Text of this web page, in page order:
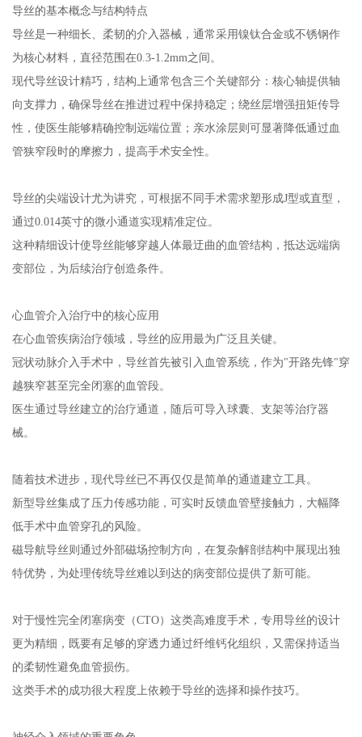
导丝的基本概念与结构特点
导丝是一种细长、柔韧的介入器械，通常采用镍钛合金或不锈钢作
为核心材料，直径范围在0.3-1.2mm之间。
现代导丝设计精巧，结构上通常包含三个关键部分：核心轴提供轴
向支撑力，确保导丝在推进过程中保持稳定；绕丝层增强扭矩传导
性，使医生能够精确控制远端位置；亲水涂层则可显著降低通过血
管狭窄段时的摩擦力，提高手术安全性。
导丝的尖端设计尤为讲究，可根据不同手术需求塑形成J型或直型，
通过0.014英寸的微小通道实现精准定位。
这种精细设计使导丝能够穿越人体最迂曲的血管结构，抵达远端病
变部位，为后续治疗创造条件。
心血管介入治疗中的核心应用
在心血管疾病治疗领域，导丝的应用最为广泛且关键。
冠状动脉介入手术中，导丝首先被引入血管系统，作为"开路先锋"穿
越狭窄甚至完全闭塞的血管段。
医生通过导丝建立的治疗通道，随后可导入球囊、支架等治疗器
械。
随着技术进步，现代导丝已不再仅仅是简单的通道建立工具。
新型导丝集成了压力传感功能，可实时反馈血管壁接触力，大幅降
低手术中血管穿孔的风险。
磁导航导丝则通过外部磁场控制方向，在复杂解剖结构中展现出独
特优势，为处理传统导丝难以到达的病变部位提供了新可能。
对于慢性完全闭塞病变（CTO）这类高难度手术，专用导丝的设计
更为精细，既要有足够的穿透力通过纤维钙化组织，又需保持适当
的柔韧性避免血管损伤。
这类手术的成功很大程度上依赖于导丝的选择和操作技巧。